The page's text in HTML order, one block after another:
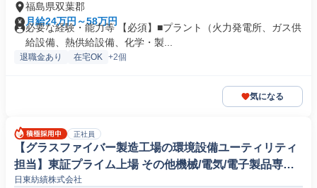
福島県双葉郡
月給24万円～58万円
必要な経験・能力等 【必須】■プラント（火力発電所、ガス供
給設備、熱供給設備、化学・製...
退職金あり 在宅OK +2個
気になる
正社員
【グラスファイバー製造工場の環境設備ユーティリティ
担当】東証プライム上場 その他機械/電気/電子製品専門
職
日東紡績株式会社